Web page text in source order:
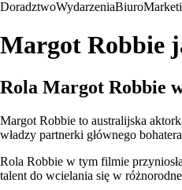
DoradztwoWydarzeniaBiuro
Margot Robbie
Rola Margot Robbie
Margot Robbie to australijska
władzy partnerki głównego
Rola Robbie w tym filmie
talent do wcielania się w